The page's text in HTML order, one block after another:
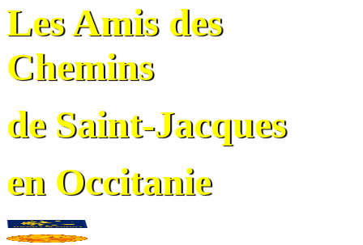
Les Amis des
Chemins
de Saint-Jacques
en Occitanie